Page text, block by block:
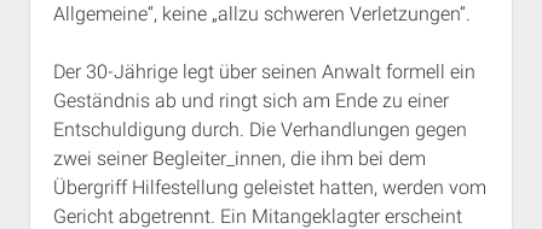
Allgemeine“, keine „allzu schweren Verletzungen“.
Der 30-Jährige legt über seinen Anwalt formell ein
Geständnis ab und ringt sich am Ende zu einer
Entschuldigung durch. Die Verhandlungen gegen
zwei seiner Begleiter_innen, die ihm bei dem
Übergriff Hilfestellung geleistet hatten, werden vom
Gericht abgetrennt. Ein Mitangeklagter erscheint